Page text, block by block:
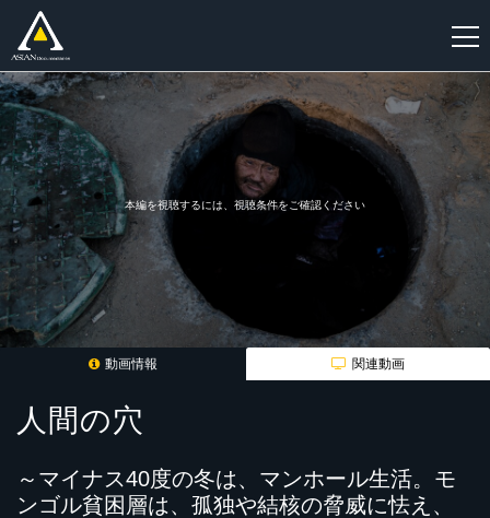
規
録
本編を視聴するには、視聴条件をご確認ください
動画情報 関連動画
人間の穴
～マイナス40度の冬は、マンホール生活。モ
ンゴル貧困層は、孤独や結核の脅威に怯え、